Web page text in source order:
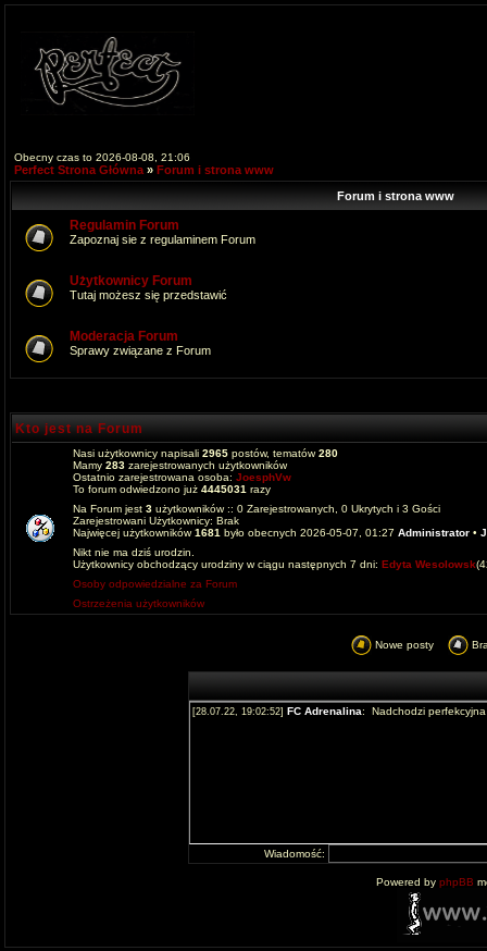
Obecny czas to 2026-08-08, 21:06
Perfect Strona Główna » Forum i strona www
Forum i strona www
Regulamin Forum
Zapoznaj sie z regulaminem Forum
Użytkownicy Forum
Tutaj możesz się przedstawić
Moderacja Forum
Sprawy związane z Forum
Kto jest na Forum
Nasi użytkownicy napisali 2965 postów, tematów280
Mamy 283 zarejestrowanych użytkowników
Ostatnio zarejestrowana osoba: JoesphVw
To forum odwiedzono już 4445031 razy
Na Forum jest 3 użytkowników :: 0 Zarejestrowanych, 0 Ukrytych i 3 Gości
Zarejestrowani Użytkownicy: Brak
Najwięcej użytkowników1681 było obecnych 2026-05-07, 01:27 Administrator •
Nikt nie ma dziś urodzin.
Użytkownicy obchodzący urodziny w ciągu następnych 7 dni: Edyta Wesolowsk
Osoby odpowiedzialne za Forum
Ostrzeżenia użytkowników
Nowe posty
Wiadomość:
Powered by phpBB